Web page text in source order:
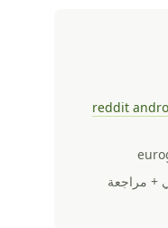
reddit
+ مراجعة